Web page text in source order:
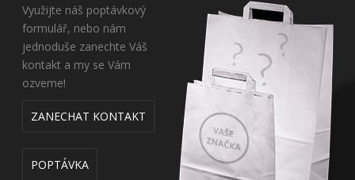
Využijte náš poptávkový
formulář, nebo nám
jednoduše zanechte Váš
kontakt a my se Vám
ozveme!
ZANECHAT KONTAKT
POPTÁVKA